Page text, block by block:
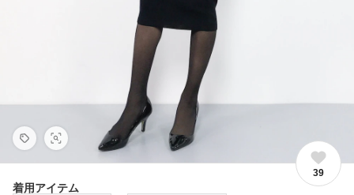
39
着用アイテム